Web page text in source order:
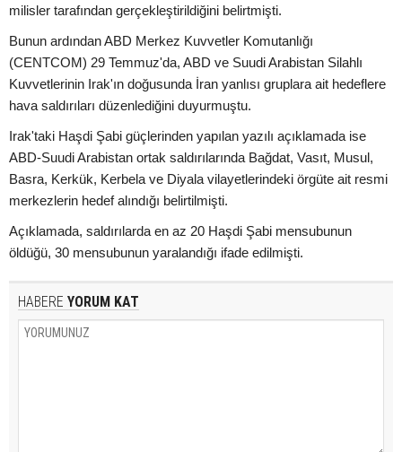
milisler tarafından gerçekleştirildiğini belirtmişti.
Bunun ardından ABD Merkez Kuvvetler Komutanlığı
(CENTCOM) 29 Temmuz'da, ABD ve Suudi Arabistan Silahlı
Kuvvetlerinin Irak'ın doğusunda İran yanlısı gruplara ait hedeflere
hava saldırıları düzenlediğini duyurmuştu.
Irak'taki Haşdi Şabi güçlerinden yapılan yazılı açıklamada ise
ABD-Suudi Arabistan ortak saldırılarında Bağdat, Vasıt, Musul,
Basra, Kerkük, Kerbela ve Diyala vilayetlerindeki örgüte ait resmi
merkezlerin hedef alındığı belirtilmişti.
Açıklamada, saldırılarda en az 20 Haşdi Şabi mensubunun
öldüğü, 30 mensubunun yaralandığı ifade edilmişti.
HABERE YORUM KAT